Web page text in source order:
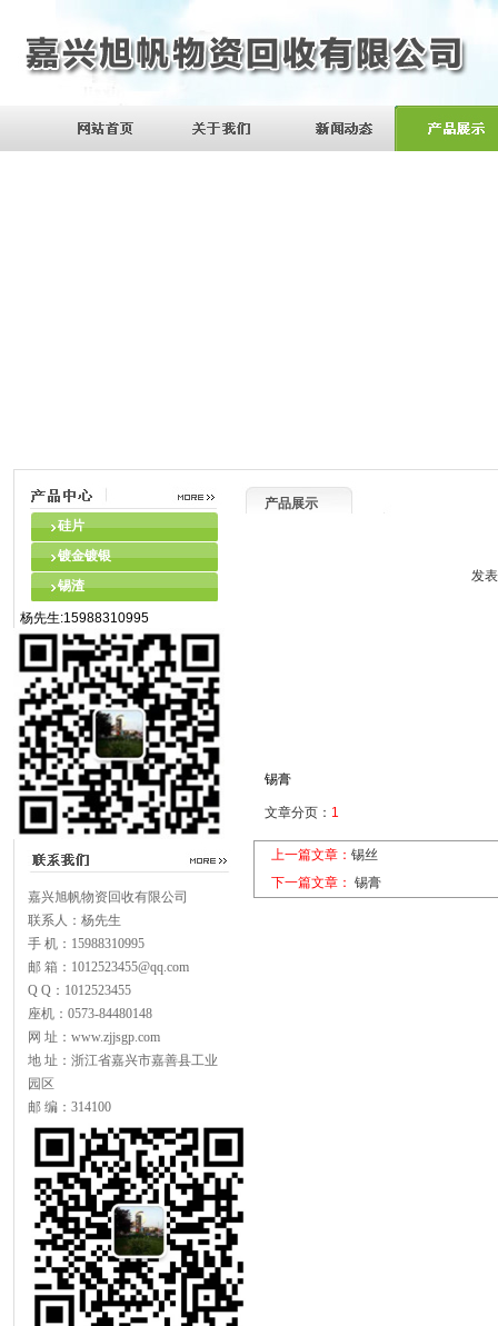
硅片
镀金镀银
锡渣
杨先生:15988310995
嘉兴旭帆物资回收有限公司
联系人：杨先生
手 机：15988310995
邮 箱：1012523455@qq.com
Q Q：1012523455
座机：0573-84480148
网 址：www.zjjsgp.com
地 址：浙江省嘉兴市嘉善县工业
园区
邮 编：314100
产品展示
发
锡膏
文章分页： 1
上一篇文章： 锡丝
下一篇文章： 锡膏